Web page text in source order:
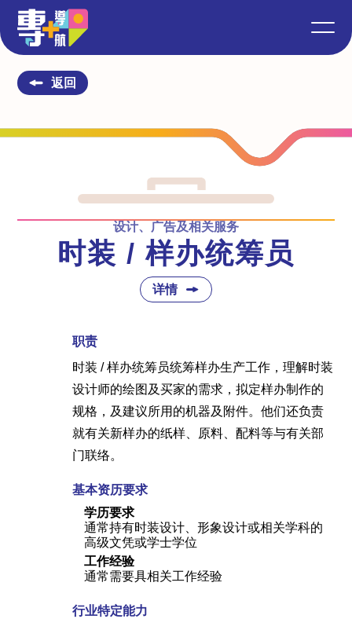
返回
设计、广告及相关服务
时装 / 样办统筹员
详情
职责
时装 / 样办统筹员统筹样办生产工作，理解时装
设计师的绘图及买家的需求，拟定样办制作的
规格，及建议所用的机器及附件。他们还负责
就有关新样办的纸样、原料、配料等与有关部
门联络。
基本资历要求
学历要求
通常持有时装设计、形象设计或相关学科的
高级文凭或学士学位
工作经验
通常需要具相关工作经验
行业特定能力